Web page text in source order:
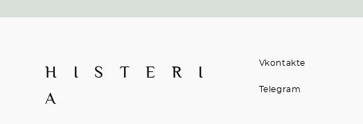
H I S T E R I
A
Vkontakte
Telegram